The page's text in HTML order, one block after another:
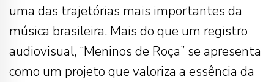
uma das trajetórias mais importantes da
música brasileira. Mais do que um registro
audiovisual, “Meninos de Roça” se apresenta
como um projeto que valoriza a essência da